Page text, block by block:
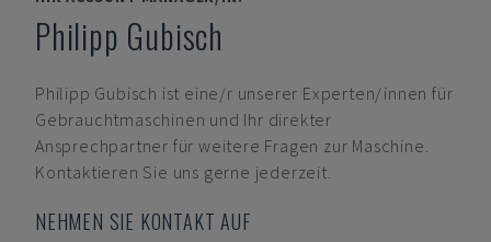
Philipp Gubisch
Philipp Gubisch ist eine/r unserer Experten/innen für
Gebrauchtmaschinen und Ihr direkter
Ansprechpartner für weitere Fragen zur Maschine.
Kontaktieren Sie uns gerne jederzeit.
NEHMEN SIE KONTAKT AUF